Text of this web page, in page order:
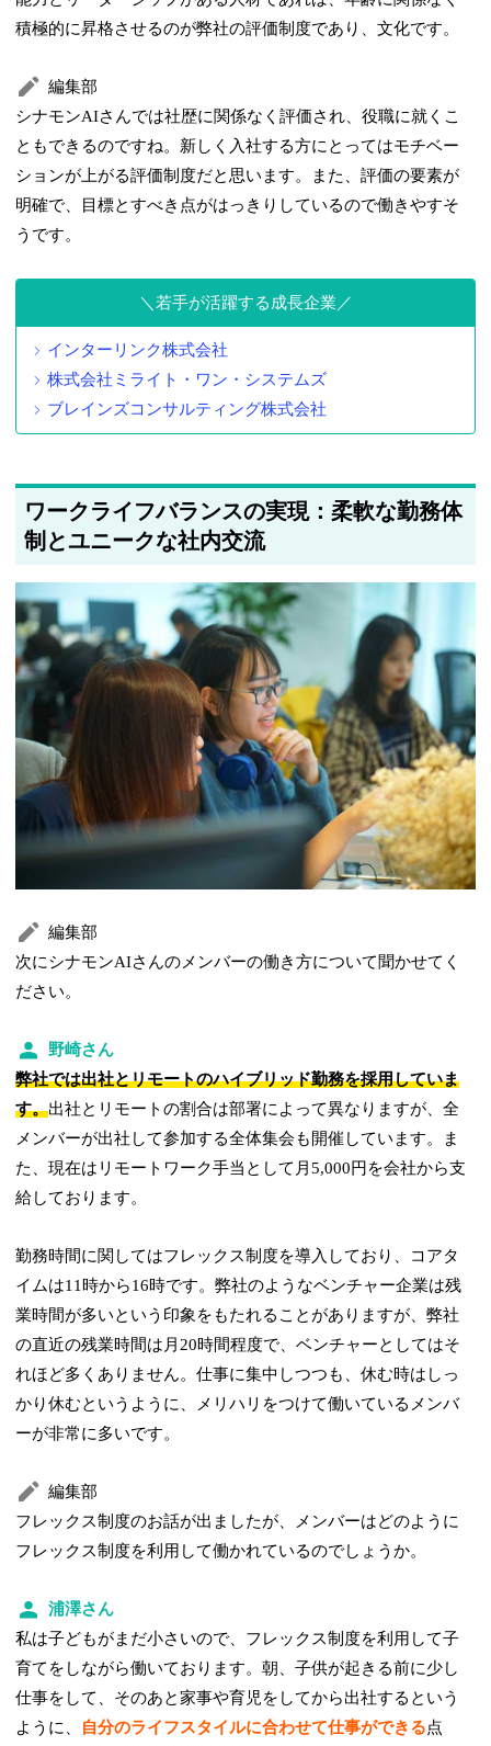
積極的に昇格させるのが弊社の評価制度であり、文化です。
編集部
シナモンAIさんでは社歴に関係なく評価され、役職に就くこ
ともできるのですね。新しく入社する方にとってはモチベー
ションが上がる評価制度だと思います。また、評価の要素が
明確で、目標とすべき点がはっきりしているので働きやすそ
うです。
若手が活躍する成長企業
インターリンク株式会社
株式会社ミライト・ワン・システムズ
ブレインズコンサルティング株式会社
ワークライフバランスの実現：柔軟な勤務体
制とユニークな社内交流
編集部
次にシナモンAIさんのメンバーの働き方について聞かせてく
ださい。
野崎さん
弊社では出社とリモートのハイブリッド勤務を採用していま
す。出社とリモートの割合は部署によって異なりますが、全
メンバーが出社して参加する全体集会も開催しています。ま
た、現在はリモートワーク手当として月5,000円を会社から支
給しております。
勤務時間に関してはフレックス制度を導入しており、コアタ
イムは11時から16時です。弊社のようなベンチャー企業は残
業時間が多いという印象をもたれることがありますが、弊社
の直近の残業時間は月20時間程度で、ベンチャーとしてはそ
れほど多くありません。仕事に集中しつつも、休む時はしっ
かり休むというように、メリハリをつけて働いているメンバ
ーが非常に多いです。
編集部
フレックス制度のお話が出ましたが、メンバーはどのように
フレックス制度を利用して働かれているのでしょうか。
浦澤さん
私は子どもがまだ小さいので、フレックス制度を利用して子
育てをしながら働いております。朝、子供が起きる前に少し
仕事をして、そのあと家事や育児をしてから出社するという
ように、
自分のライフスタイルに合わせて仕事ができる点